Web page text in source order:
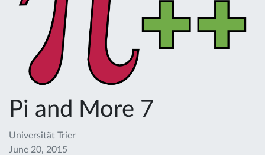
Pi and More 7
Universität Trier
June 20, 2015